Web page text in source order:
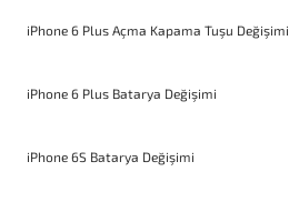
iPhone 6 Plus Açma Kapama Tuşu Değişimi
iPhone 6 Plus Batarya Değişimi
iPhone 6S Batarya Değişimi